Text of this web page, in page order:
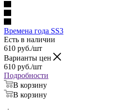
Времена года SS3
Есть в наличии
610 руб./шт
Варианты цен
610 руб./шт
Подробности
В корзину
В корзину